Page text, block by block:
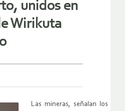
unidos en
Wirikuta
Las mineras, señalan los